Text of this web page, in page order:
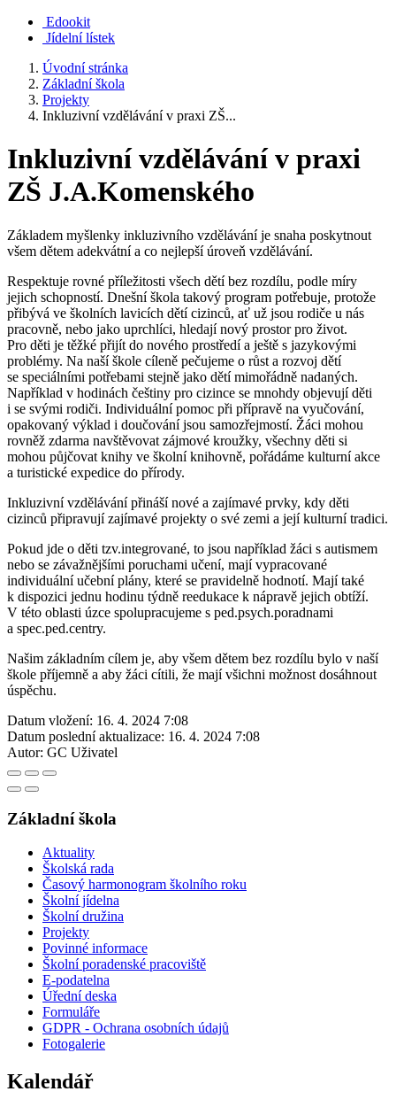
Edookit
Jídelní lístek
Úvodní stránka
Základní škola
Projekty
Inkluzivní vzdělávání v praxi ZŠ...
Inkluzivní vzdělávání v praxi
ZŠ J.A.Komenského
Základem myšlenky inkluzivního vzdělávání je snaha poskytnout
všem dětem adekvátní a co nejlepší úroveň vzdělávání.
Respektuje rovné příležitosti všech dětí bez rozdílu, podle míry
jejich schopností. Dnešní škola takový program potřebuje, protože
přibývá ve školních lavicích dětí cizinců, ať už jsou rodiče u nás
pracovně, nebo jako uprchlíci, hledají nový prostor pro život.
Pro děti je těžké přijít do nového prostředí a ještě s jazykovými
problémy. Na naší škole cíleně pečujeme o růst a rozvoj dětí
se speciálními potřebami stejně jako dětí mimořádně nadaných.
Například v hodinách češtiny pro cizince se mnohdy objevují děti
i se svými rodiči. Individuální pomoc při přípravě na vyučování,
opakovaný výklad i doučování jsou samozřejmostí. Žáci mohou
rovněž zdarma navštěvovat zájmové kroužky, všechny děti si
mohou půjčovat knihy ve školní knihovně, pořádáme kulturní akce
a turistické expedice do přírody.
Inkluzivní vzdělávání přináší nové a zajímavé prvky, kdy děti
cizinců připravují zajímavé projekty o své zemi a její kulturní tradici.
Pokud jde o děti tzv.integrované, to jsou například žáci s autismem
nebo se závažnějšími poruchami učení, mají vypracované
individuální učební plány, které se pravidelně hodnotí. Mají také
k dispozici jednu hodinu týdně reedukace k nápravě jejich obtíží.
V této oblasti úzce spolupracujeme s ped.psych.poradnami
a spec.ped.centry.
Našim základním cílem je, aby všem dětem bez rozdílu bylo v naší
škole příjemně a aby žáci cítili, že mají všichni možnost dosáhnout
úspěchu.
Datum vložení: 16. 4. 2024 7:08
Datum poslední aktualizace: 16. 4. 2024 7:08
Autor: GC Uživatel
Základní škola
Aktuality
Školská rada
Časový harmonogram školního roku
Školní jídelna
Školní družina
Projekty
Povinné informace
Školní poradenské pracoviště
E-podatelna
Úřední deska
Formuláře
GDPR - Ochrana osobních údajů
Fotogalerie
Kalendář